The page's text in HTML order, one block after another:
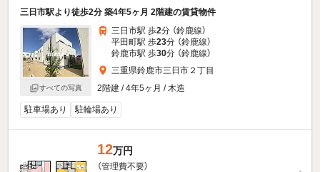
三日市駅より徒歩2分 築4年5ヶ月 2階建の賃貸物件
すべての写真
三日市駅 歩2分 （鈴鹿線）
平田町駅 歩23分 （鈴鹿線）
鈴鹿市駅 歩30分 （鈴鹿線）
三重県鈴鹿市三日市２丁目
2階建 / 4年5ヶ月 / 木造
駐車場あり 駐輪場あり
12万円
（管理費不要）